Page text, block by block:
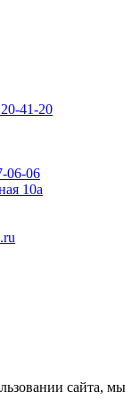
41-20
06-06
10а
сайта, мы